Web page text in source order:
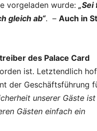
vorgeladen wurde: „Sei
gleich ab“. – Auch in
des Palace Card
ist. Letztendlich
der Geschäftsführung
unserer Gäste
Gästen einfach ein